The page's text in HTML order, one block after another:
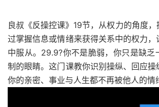
良叔《反操控课》19节，从权力的角度
过掌握信息或情绪来获得关系中的权力，
中服从。29.9?你不是脆弱，你只是缺乏
制的眼睛。这门课教你识别操纵、回应操
你的亲密、事业与人生都不再被他人的情